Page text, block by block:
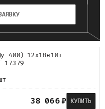
400) 12х18н10т
17379
38 066₽ КУПИТЬ